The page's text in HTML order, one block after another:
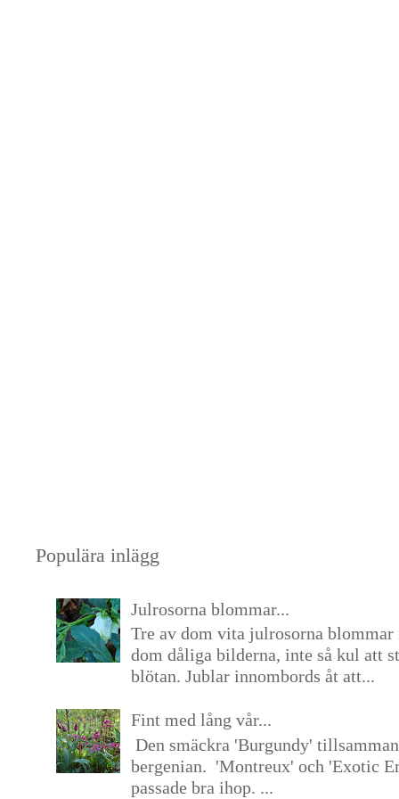
Populära inlägg
Julrosorna blommar...
Tre av dom vita julrosorna blommar
dom dåliga bilderna, inte så kul att
blötan. Jublar innombords åt att...
Fint med lång vår...
Den smäckra 'Burgundy'
bergenian. 'Montreux' och 'Exotic
passade bra ihop. ...